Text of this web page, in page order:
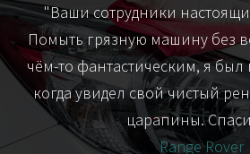
"Ваши сотрудники
Помыть грязную машину без
чём-то фантастическим, я
когда увидел свой чистый
царапины.
Range Rover